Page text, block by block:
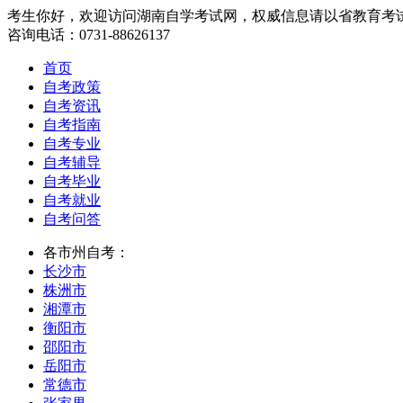
考生你好，欢迎访问湖南自学考试网，权威信息请以省教育考
咨询电话：0731-88626137
首页
自考政策
自考资讯
自考指南
自考专业
自考辅导
自考毕业
自考就业
自考问答
各市州自考：
长沙市
株洲市
湘潭市
衡阳市
邵阳市
岳阳市
常德市